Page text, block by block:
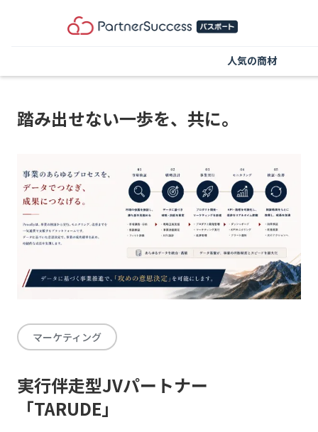
踏み出せない一歩を、共に。
マーケティング
実行伴走型JVパートナー
「TARUDE」
人気の商材